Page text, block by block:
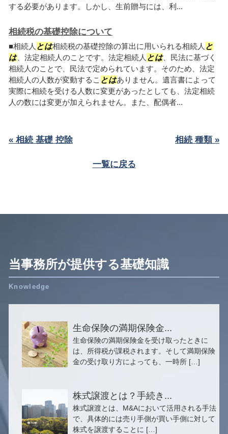
する必要があります。しかし、生前贈与には、利...
相続税の基礎控除について
■相続人 とは相続税の基礎控除の算出に用いられる相続人 と
は、法定相続人のことです。法定相続人 とは、民法に基づく
相続人のことで、民法で定められています。そのため、法定
相続人の人数が変動するこ とはありません。遺言書によって
実際に相続を受ける人数に変更があったとしても、法定相続
人の数には変更が加えられません。また、配偶者...
« 相続 基礎 控除 相続 種類 »
一覧に戻る
当事務所が提供する基礎知識
生命保険の満期保険金...
生命保険の満期保険金を受け取ったときに
は、所得税が課税されます。そして満期保険
金の受け取り方によっても、一時所 […]
株式譲渡とは？手続き...
株式譲渡とは、M&Aにおいて活用される手法
で、具体的には売り手側が買い手側に対して
株式を譲渡することに […]